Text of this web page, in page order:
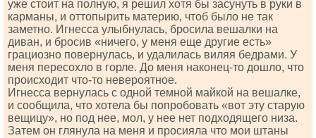
уже стоит на полную, я решил хотя бы засунуть в руки в
карманы, и оттопырить материю, чтоб было не так
заметно. Игнесса улыбнулась, бросила вешалки на
диван, и бросив «ничего, у меня еще другие есть»
грациозно повернулась, и удалилась виляя бедрами. У
меня пересохло в горле. До меня наконец-то дошло, что
происходит что-то невероятное.
Игнесса вернулась с одной темной майкой на вешалке,
и сообщила, что хотела бы попробовать «вот эту старую
вещицу», но под нее, мол, у нее нет подходящего низа.
Затем он глянула на меня и просияла что мои штаны